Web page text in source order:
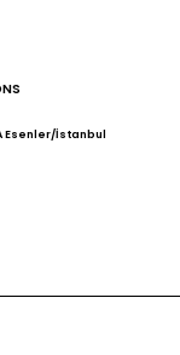
Esenler/İstanbul